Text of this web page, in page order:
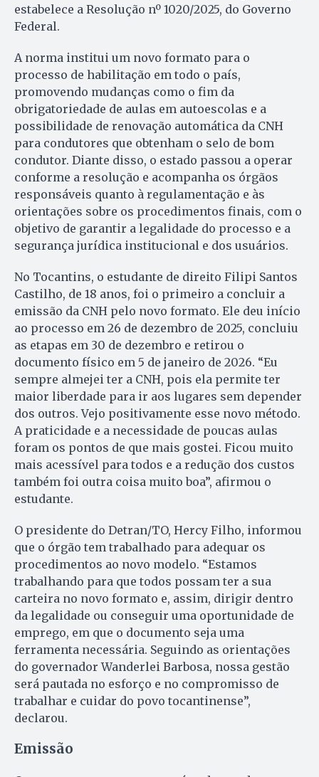
estabelece a Resolução nº 1020/2025, do Governo
Federal.
A norma institui um novo formato para o
processo de habilitação em todo o país,
promovendo mudanças como o fim da
obrigatoriedade de aulas em autoescolas e a
possibilidade de renovação automática da CNH
para condutores que obtenham o selo de bom
condutor. Diante disso, o estado passou a operar
conforme a resolução e acompanha os órgãos
responsáveis quanto à regulamentação e às
orientações sobre os procedimentos finais, com o
objetivo de garantir a legalidade do processo e a
segurança jurídica institucional e dos usuários.
No Tocantins, o estudante de direito Filipi Santos
Castilho, de 18 anos, foi o primeiro a concluir a
emissão da CNH pelo novo formato. Ele deu início
ao processo em 26 de dezembro de 2025, concluiu
as etapas em 30 de dezembro e retirou o
documento físico em 5 de janeiro de 2026. “Eu
sempre almejei ter a CNH, pois ela permite ter
maior liberdade para ir aos lugares sem depender
dos outros. Vejo positivamente esse novo método.
A praticidade e a necessidade de poucas aulas
foram os pontos de que mais gostei. Ficou muito
mais acessível para todos e a redução dos custos
também foi outra coisa muito boa”, afirmou o
estudante.
O presidente do Detran/TO, Hercy Filho, informou
que o órgão tem trabalhado para adequar os
procedimentos ao novo modelo. “Estamos
trabalhando para que todos possam ter a sua
carteira no novo formato e, assim, dirigir dentro
da legalidade ou conseguir uma oportunidade de
emprego, em que o documento seja uma
ferramenta necessária. Seguindo as orientações
do governador Wanderlei Barbosa, nossa gestão
será pautada no esforço e no compromisso de
trabalhar e cuidar do povo tocantinense”,
declarou.
Emissão